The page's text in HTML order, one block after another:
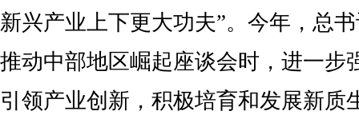
新兴产业上下更大功夫”。今年，总
推动中部地区崛起座谈会时，进一步
引领产业创新，积极培育和发展新质